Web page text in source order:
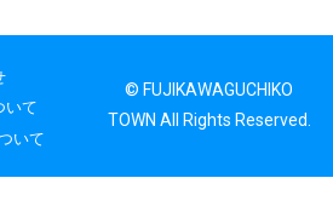
いて
いて
© FUJIKAWAGUCHIKO
TOWN All Rights Reserved.